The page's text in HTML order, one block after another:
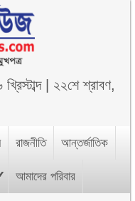
| ২২শে শ্রাবণ,
রাজনীতি আন্তর্জাতিক
আমাদের পরিবার